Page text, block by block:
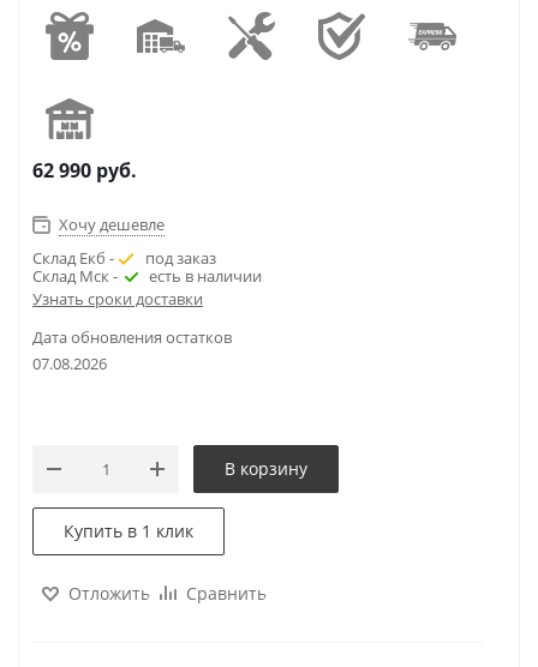
62 990 руб.
Хочу дешевле
Склад Екб -
под заказ
Склад Мск -
есть в наличии
Узнать сроки доставки
Дата обновления остатков
07.08.2026
В корзину
Купить в 1 клик
Отложить Сравнить